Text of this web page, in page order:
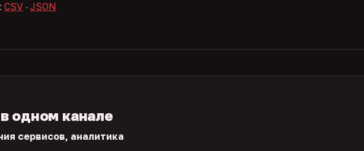
CSV · JSON
одном канале
сервисов, аналитика